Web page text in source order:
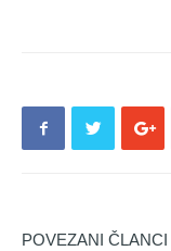
POVEZANI ČLANCI